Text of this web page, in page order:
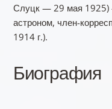
Слуцк — 29 мая 1925)
астроном, член-
1914 г.).
Биография